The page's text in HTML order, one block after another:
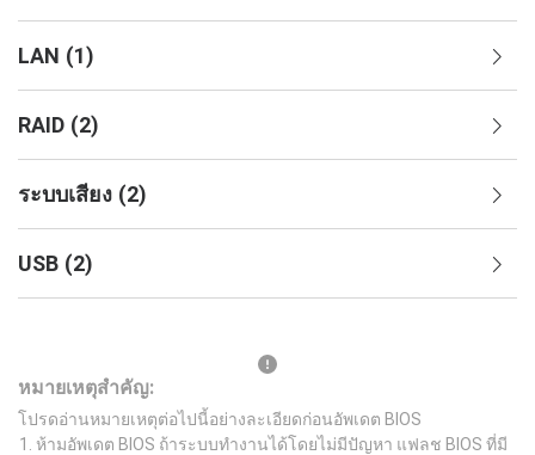
LAN (1)
RAID (2)
ระบบเสียง (2)
USB (2)
หมายเหตุสำคัญ:
โปรดอ่านหมายเหตุต่อไปนี้อย่างละเอียดก่อนอัพเดต BIOS
ห้ามอัพเดต BIOS ถ้าระบบทำงานได้โดยไม่มีปัญหา แฟลช BIOS ที่มี